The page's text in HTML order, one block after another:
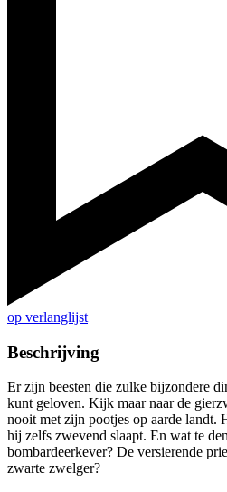
op verlanglijst
Beschrijving
Er zijn beesten die zulke bijzondere
kunt geloven. Kijk maar naar de
nooit met zijn pootjes op aarde landt.
hij zelfs zwevend slaapt. En wat te
bombardeerkever? De versierende
zwarte zwelger?